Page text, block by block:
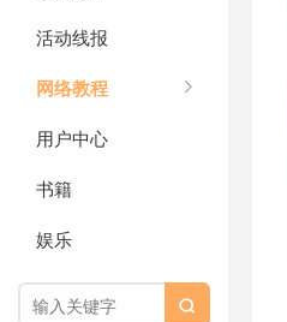
活动线报
网络教程
用户中心
书籍
娱乐
